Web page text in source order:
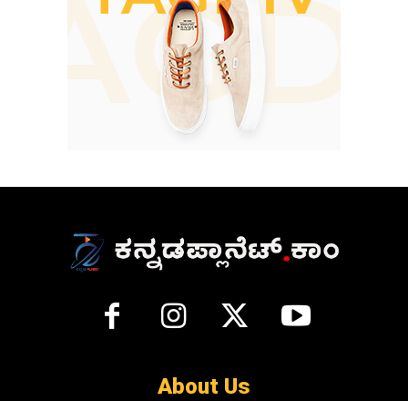
About Us